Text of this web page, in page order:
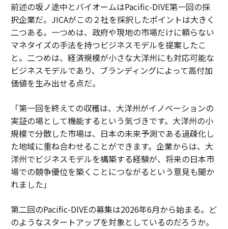
前述の坂ノ途中とバイオームはPacific-DIVE第一回の採
択企業だ。JICAがこの２社を採択したポイントは大きく
二つある。一つめは、政府や現地の市場だけに頼らない
マネタイズの手法を持つビジネスモデルを提案したこ
と。二つめは、経済規模が小さな大洋州にも対応可能な
ビジネスモデルであり、ブランディングによって高付加
価値を生み出せる点だ。
「第一回を終えての収穫は、大洋州がイノベーションの
実証の場として機能するという気づきです。大洋州の小
規模で分散した市場は、日本の未来予測である過疎化し
た地域に重ね合わせることができます。企業からは、大
洋州でビジネスモデルを構築する経験が、将来の日本市
場での競争優位を築くことにつながるという意見も聞か
れました」
第二回のPacific-DIVEの募集は2026年6月から始まる。ど
のようなスタートアップを対象としているのだろうか。